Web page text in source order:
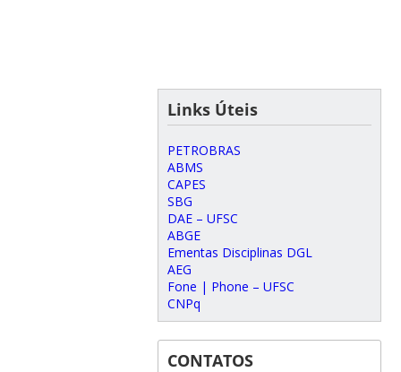
Links Úteis
PETROBRAS
ABMS
CAPES
SBG
DAE – UFSC
ABGE
Ementas Disciplinas DGL
AEG
Fone | Phone – UFSC
CNPq
CONTATOS